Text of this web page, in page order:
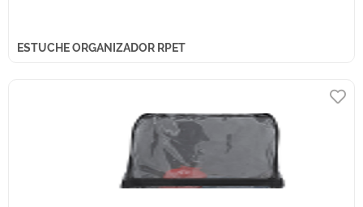
ESTUCHE ORGANIZADOR RPET